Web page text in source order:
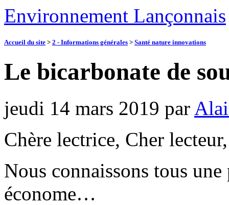
Environnement Lançonnais
Accueil du site > 2 - Informations générales > Santé nature innovations
Le bicarbonate de
jeudi 14 mars 2019 par
Chère lectrice, Cher lecteur,
Nous connaissons tous une
économe…